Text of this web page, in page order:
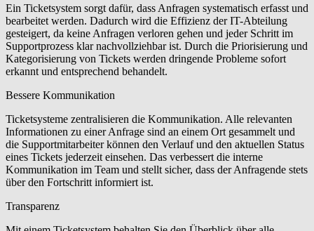
Ein Ticketsystem sorgt dafür, dass Anfragen systematisch erfasst und
bearbeitet werden. Dadurch wird die Effizienz der IT-Abteilung
gesteigert, da keine Anfragen verloren gehen und jeder Schritt im
Supportprozess klar nachvollziehbar ist. Durch die Priorisierung und
Kategorisierung von Tickets werden dringende Probleme sofort
erkannt und entsprechend behandelt.
Bessere Kommunikation
Ticketsysteme zentralisieren die Kommunikation. Alle relevanten
Informationen zu einer Anfrage sind an einem Ort gesammelt und
die Supportmitarbeiter können den Verlauf und den aktuellen Status
eines Tickets jederzeit einsehen. Das verbessert die interne
Kommunikation im Team und stellt sicher, dass der Anfragende stets
über den Fortschritt informiert ist.
Transparenz